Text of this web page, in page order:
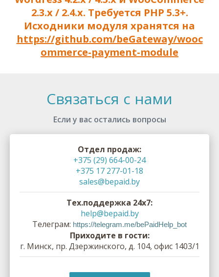
2.3.x / 2.4.x. Требуется PHP 5.3+.
Исходники модуля хранятся на
https://github.com/beGateway/wooc
ommerce-payment-module
Связаться с нами
Если у вас остались вопросы
Отдел продаж:
+375 (29) 664-00-24
+375 17 277-01-18
sales@bepaid.by
Тех.поддержка 24х7:
help@bepaid.by
Телеграм: https://telegram.me/bePaidHelp_bot
Приходите в гости:
г. Минск, пр. Дзержинского, д. 104, офис 1403/1